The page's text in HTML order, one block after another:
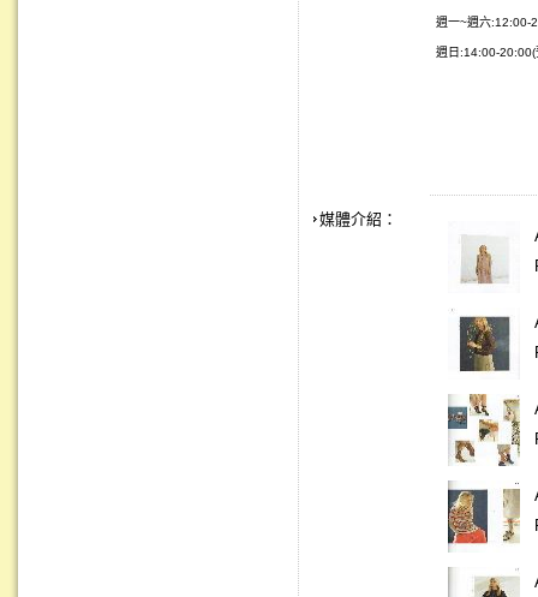
週一~週六:12:00-
週日:14:00-20:00(
媒體介紹：